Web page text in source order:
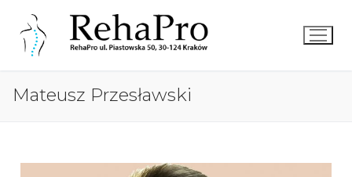
Mateusz Przesławski